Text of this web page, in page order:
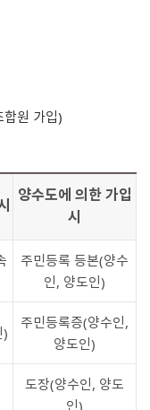
원 가입)
양수도에 의한 가입
시
주민등록 등본(양수
인, 양도인)
)
주민등록증(양수인,
양도인)
도장(양수인, 양도
인)